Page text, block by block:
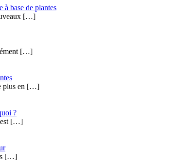
à base de plantes
[…]
[…]
plus en […]
?
[…]
[…]